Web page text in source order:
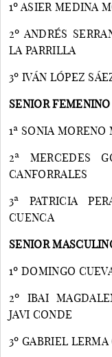
1º ASIER MEDINA
2º ANDRÉS
LA PARRILLA
3º IVÁN LÓPEZ
SENIOR FEMENINO
1ª SONIA MORENO
2ª MERCEDES
CANFORRALES
3ª PATRICIA
CUENCA
SENIOR
1º DOMINGO
2º IBAI
JAVI CONDE
3º GABRIEL